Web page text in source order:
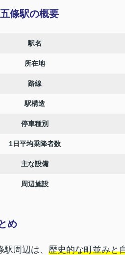
條駅の概要
駅名
所在地
路線
駅構造
停車種別
1日平均乗降者数
主な設備
周辺施設
め
駅周辺は、 歴史的な町並みと